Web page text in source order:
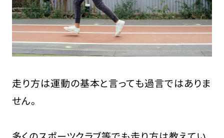
走り方は運動の基本と言っても過言ではありま
せん。